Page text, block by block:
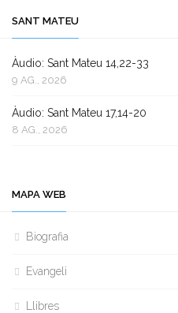
SANT MATEU
Àudio: Sant Mateu 14,22-33
9 AG., 2026
Àudio: Sant Mateu 17,14-20
8 AG., 2026
MAPA WEB
Biografia
Evangeli
Llibres